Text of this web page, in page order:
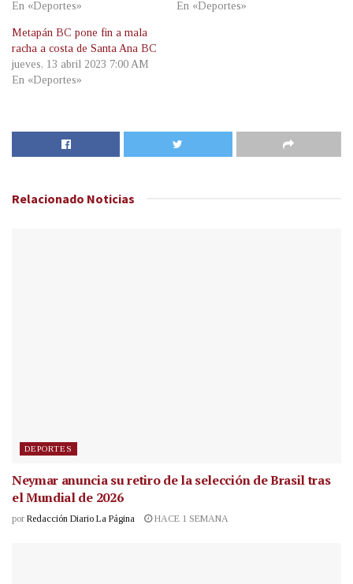
En «Deportes» En «Deportes»
Metapán BC pone fin a mala
racha a costa de Santa Ana BC
jueves, 13 abril 2023 7:00 AM
En «Deportes»
Relacionado Noticias
DEPORTES
Neymar anuncia su retiro de la selección de Brasil tras
el Mundial de 2026
por Redacción Diario La Página HACE 1 SEMANA